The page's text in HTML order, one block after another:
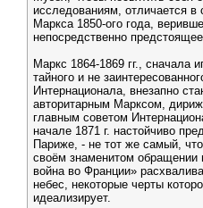
исследованиям, отличается в
Маркса 1850-ого года,
непосредственно
Маркс 1864-1869 гг., сначала
тайного и не
Интернационала, внезапно
авторитарным Марксом,
главным советом
начале 1871 г. настойчиво
Париже, - не тот же самый,
своём знаменитом обращении
война во Франции»
небес, некоторые черты
идеализирует.